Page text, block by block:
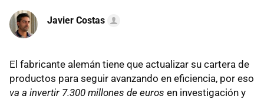
Javier Costas
El fabricante alemán tiene que actualizar su cartera de
productos para seguir avanzando en eficiencia, por eso
va a invertir 7.300 millones de euros en investigación y